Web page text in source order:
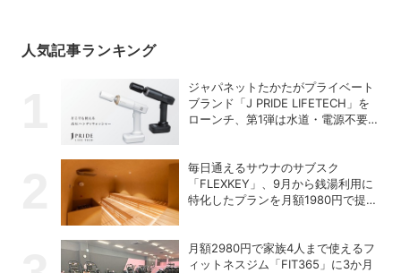
人気記事ランキング
ジャパネットたかたがプライベート
ブランド「J PRIDE LIFETECH」を
ローンチ、第1弾は水道・電源不要
毎日通えるサウナのサブスク
「FLEXKEY」、9月から銭湯利用に
特化したプランを月額1980円で提供
月額2980円で家族4人まで使えるフ
ィットネスジム「FIT365」に3か月